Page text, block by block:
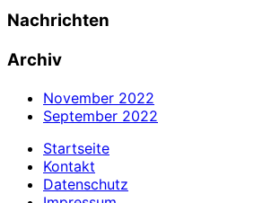
Nachrichten
Archiv
November 2022
September 2022
Startseite
Kontakt
Datenschutz